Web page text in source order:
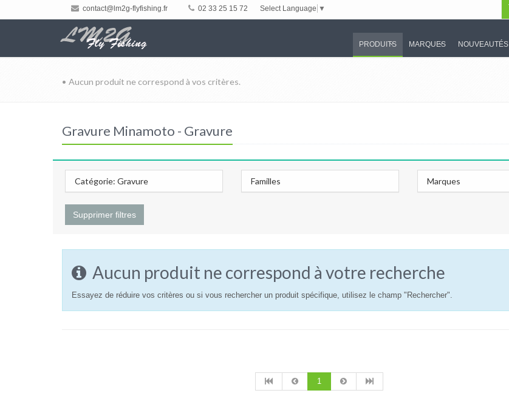
contact@lm2g-flyfishing.fr 02 33 25 15 72 Select Language ▼
PRODUITS MARQUES NOUVEAUTÉS
• Aucun produit ne correspond à vos critères.
Gravure Minamoto - Gravure
Catégorie: Gravure Familles Marques
Supprimer filtres
Aucun produit ne correspond à votre recherche
Essayez de réduire vos critères ou si vous rechercher un produit spécifique, utilisez le champ "Rechercher".
1